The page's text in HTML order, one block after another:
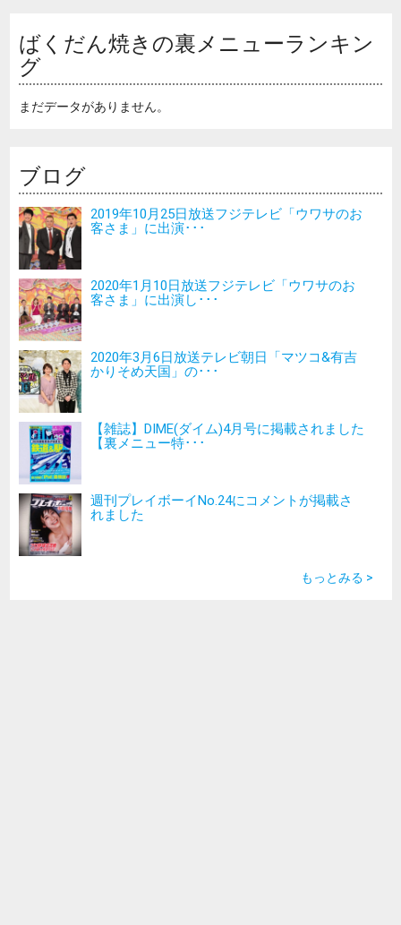
ばくだん焼きの裏メニューランキン
グ
まだデータがありません。
ブログ
2019年10月25日放送フジテレビ「ウワサのお
客さま」に出演･･･
2020年1月10日放送フジテレビ「ウワサのお
客さま」に出演し･･･
2020年3月6日放送テレビ朝日「マツコ&有吉
かりそめ天国」の･･･
【雑誌】DIME(ダイム)4月号に掲載されました
【裏メニュー特･･･
週刊プレイボーイNo.24にコメントが掲載さ
れました
もっとみる >